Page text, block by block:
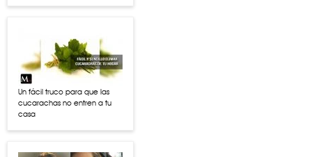
Un fácil truco para que las
cucarachas no entren a tu
casa